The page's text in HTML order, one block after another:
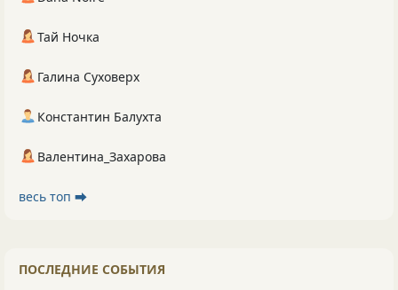
Тай Ночка
Галина Суховерх
Константин Балухта
Валентина_Захарова
весь топ ⮕
ПОСЛЕДНИЕ СОБЫТИЯ